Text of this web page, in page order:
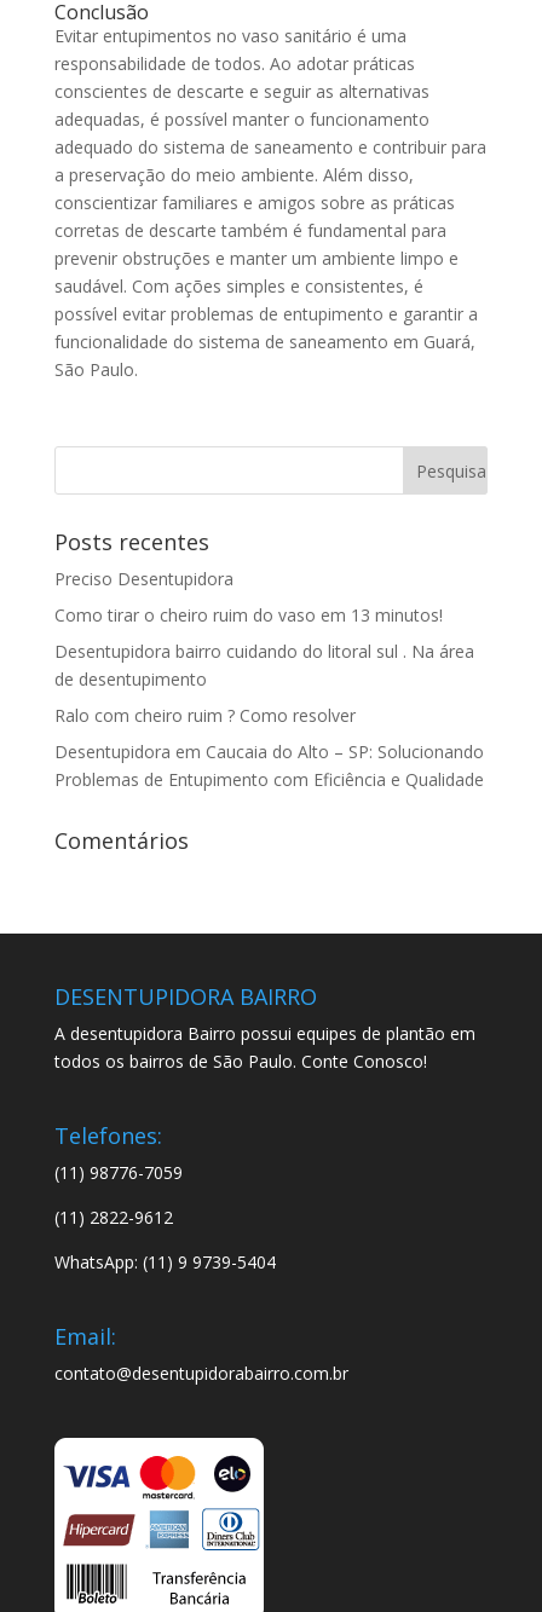
Conclusão
Evitar entupimentos no vaso sanitário é uma
responsabilidade de todos. Ao adotar práticas
conscientes de descarte e seguir as alternativas
adequadas, é possível manter o funcionamento
adequado do sistema de saneamento e contribuir para
a preservação do meio ambiente. Além disso,
conscientizar familiares e amigos sobre as práticas
corretas de descarte também é fundamental para
prevenir obstruções e manter um ambiente limpo e
saudável. Com ações simples e consistentes, é
possível evitar problemas de entupimento e garantir a
funcionalidade do sistema de saneamento em Guará,
São Paulo.
Posts recentes
Preciso Desentupidora
Como tirar o cheiro ruim do vaso em 13 minutos!
Desentupidora bairro cuidando do litoral sul . Na área
de desentupimento
Ralo com cheiro ruim ? Como resolver
Desentupidora em Caucaia do Alto – SP: Solucionando
Problemas de Entupimento com Eficiência e Qualidade
Comentários
DESENTUPIDORA BAIRRO
A desentupidora Bairro possui equipes de plantão em
todos os bairros de São Paulo. Conte Conosco!
Telefones:
(11) 98776-7059
(11) 2822-9612
WhatsApp: (11) 9 9739-5404
Email:
contato@desentupidorabairro.com.br